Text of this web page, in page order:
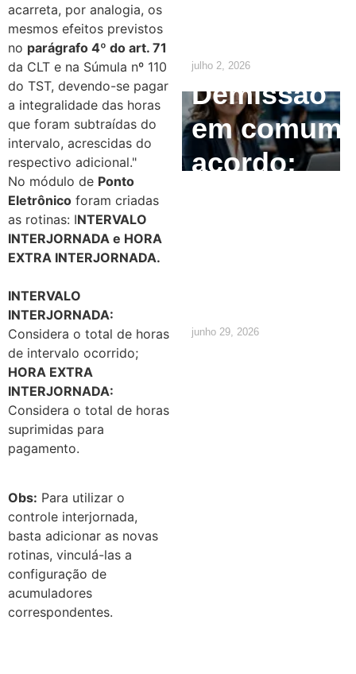
acarreta, por analogia, os
mesmos efeitos previstos
no parágrafo 4º do art. 71
da CLT e na Súmula nº 110
do TST, devendo-se pagar
a integralidade das horas
que foram subtraídas do
intervalo, acrescidas do
respectivo adicional."
No módulo de Ponto
Eletrônico foram criadas
as rotinas: INTERVALO
INTERJORNADA e HORA
EXTRA INTERJORNADA.
INTERVALO
INTERJORNADA:
Considera o total de horas
de intervalo ocorrido;
HORA EXTRA
INTERJORNADA:
Considera o total de horas
suprimidas para
pagamento.
Obs: Para utilizar o
controle interjornada,
basta adicionar as novas
rotinas, vinculá-las a
configuração de
acumuladores
correspondentes.
julho 2, 2026
Demissão
em comum
acordo:
junho 29, 2026